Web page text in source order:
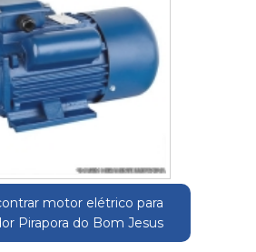
motor elétrico para
Pirapora do Bom Jesus